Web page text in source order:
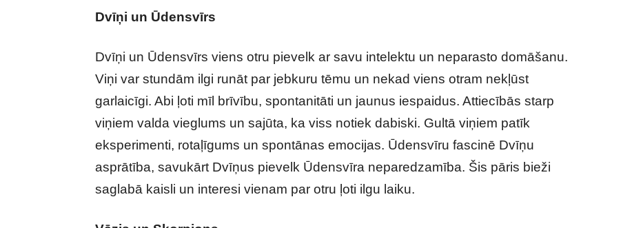
Dvīņi un Ūdensvīrs
Dvīņi un Ūdensvīrs viens otru pievelk ar savu intelektu un neparasto domāšanu.
Viņi var stundām ilgi runāt par jebkuru tēmu un nekad viens otram nekļūst
garlaicīgi. Abi ļoti mīl brīvību, spontanitāti un jaunus iespaidus. Attiecībās starp
viņiem valda vieglums un sajūta, ka viss notiek dabiski. Gultā viņiem patīk
eksperimenti, rotaļīgums un spontānas emocijas. Ūdensvīru fascinē Dvīņu
asprātība, savukārt Dvīņus pievelk Ūdensvīra neparedzamība. Šis pāris bieži
saglabā kaisli un interesi vienam par otru ļoti ilgu laiku.